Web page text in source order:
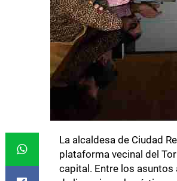
La alcaldesa de Ciudad
plataforma vecinal del
capital. Entre los asuntos